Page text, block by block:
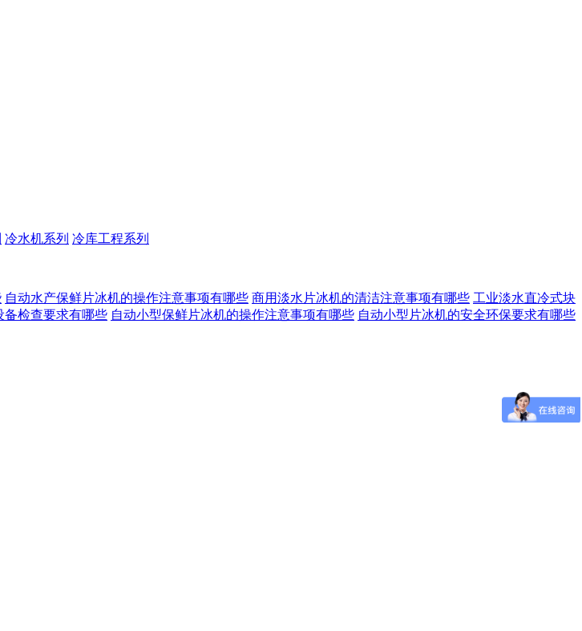
冷水机系列 冷库工程系列
自动水产保鲜片冰机的操作注意事项有哪些 商用淡水片冰机的清洁注意事项有哪些 工业淡水直冷式块
备检查要求有哪些 自动小型保鲜片冰机的操作注意事项有哪些 自动小型片冰机的安全环保要求有哪些